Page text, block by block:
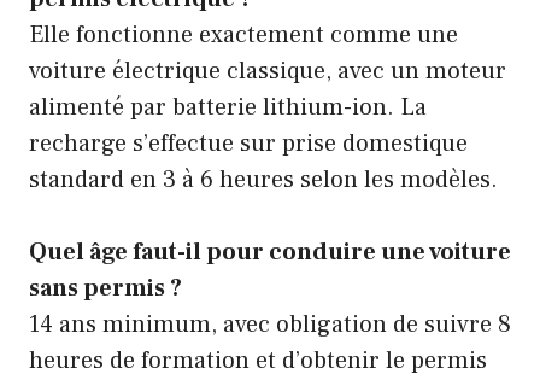
Elle fonctionne exactement comme une
voiture électrique classique, avec un moteur
alimenté par batterie lithium-ion. La
recharge s’effectue sur prise domestique
standard en 3 à 6 heures selon les modèles.
Quel âge faut-il pour conduire une voiture
sans permis ?
14 ans minimum, avec obligation de suivre 8
heures de formation et d’obtenir le permis